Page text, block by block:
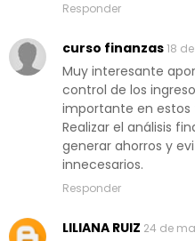
Responder
curso finanzas18
Muy interesante
control de los
importante en estos
Realizar el análisis
generar ahorros y
innecesarios.
Responder
LILIANA RUIZ 24 de